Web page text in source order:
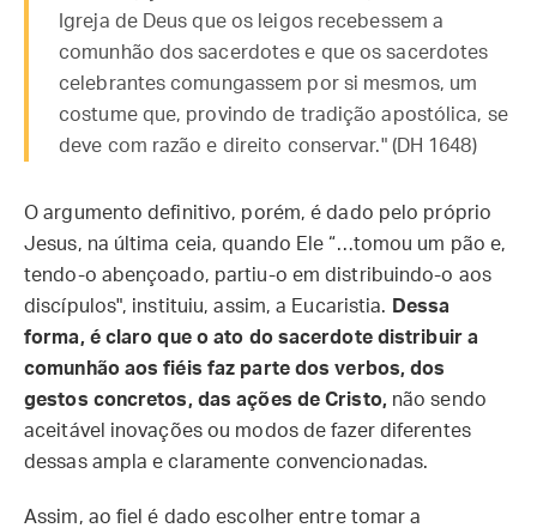
Igreja de Deus que os leigos recebessem a
comunhão dos sacerdotes e que os sacerdotes
celebrantes comungassem por si mesmos, um
costume que, provindo de tradição apostólica, se
deve com razão e direito conservar." (DH 1648)
O argumento definitivo, porém, é dado pelo próprio
Jesus, na última ceia, quando Ele “…tomou um pão e,
tendo-o abençoado, partiu-o em distribuindo-o aos
discípulos", instituiu, assim, a Eucaristia. Dessa
forma, é claro que o ato do sacerdote distribuir a
comunhão aos fiéis faz parte dos verbos, dos
gestos concretos, das ações de Cristo, não sendo
aceitável inovações ou modos de fazer diferentes
dessas ampla e claramente convencionadas.
Assim, ao fiel é dado escolher entre tomar a